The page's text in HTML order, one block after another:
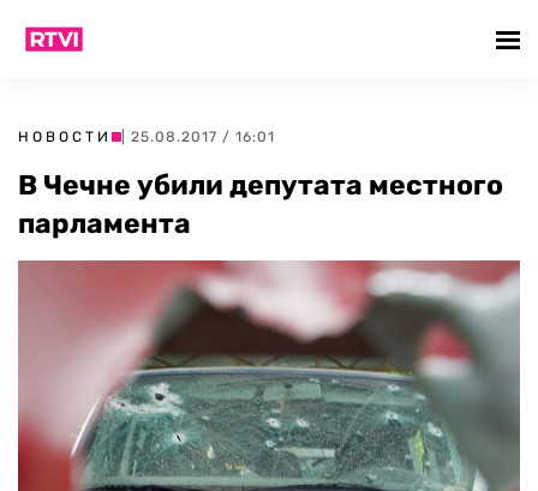
НОВОСТИ | 25.08.2017 / 16:01
В Чечне убили депутата местного
парламента